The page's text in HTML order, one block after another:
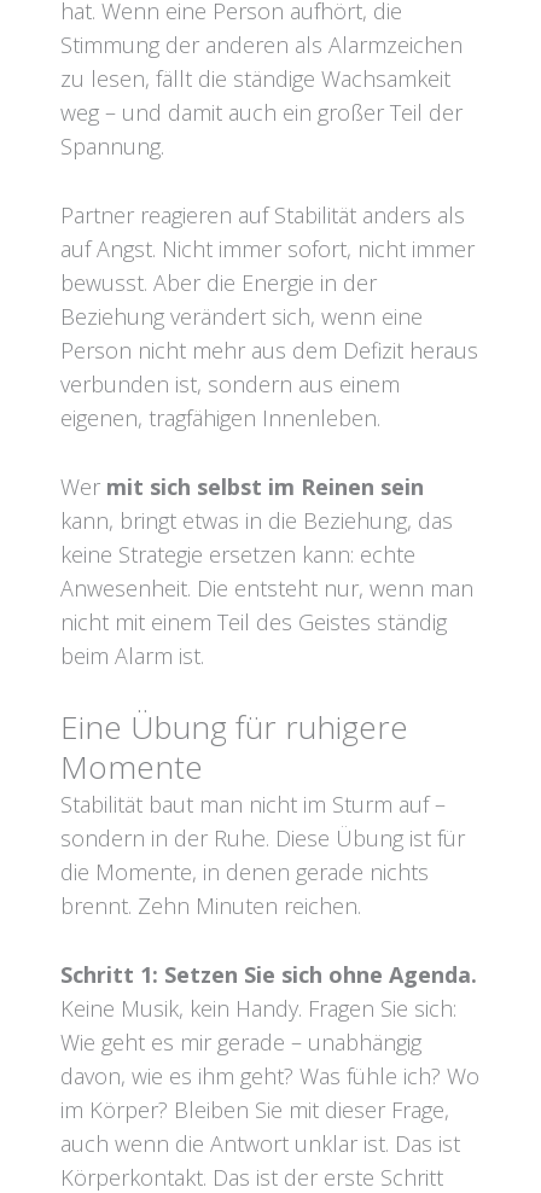
hat. Wenn eine Person aufhört, die
Stimmung der anderen als Alarmzeichen
zu lesen, fällt die ständige Wachsamkeit
weg – und damit auch ein großer Teil der
Spannung.
Partner reagieren auf Stabilität anders als
auf Angst. Nicht immer sofort, nicht immer
bewusst. Aber die Energie in der
Beziehung verändert sich, wenn eine
Person nicht mehr aus dem Defizit heraus
verbunden ist, sondern aus einem
eigenen, tragfähigen Innenleben.
Wer mit sich selbst im Reinen sein
kann, bringt etwas in die Beziehung, das
keine Strategie ersetzen kann: echte
Anwesenheit. Die entsteht nur, wenn man
nicht mit einem Teil des Geistes ständig
beim Alarm ist.
Eine Übung für ruhigere
Momente
Stabilität baut man nicht im Sturm auf –
sondern in der Ruhe. Diese Übung ist für
die Momente, in denen gerade nichts
brennt. Zehn Minuten reichen.
Schritt 1: Setzen Sie sich ohne Agenda.
Keine Musik, kein Handy. Fragen Sie sich:
Wie geht es mir gerade – unabhängig
davon, wie es ihm geht? Was fühle ich? Wo
im Körper? Bleiben Sie mit dieser Frage,
auch wenn die Antwort unklar ist. Das ist
Körperkontakt. Das ist der erste Schritt